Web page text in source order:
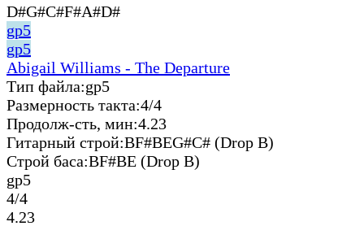
D#G#C#F#A#D#
gp5
gp5
Abigail Williams - The Departure
Тип файла:gp5
Размерность такта:4/4
Продолж-сть, мин:4.23
Гитарный строй:BF#BEG#C# (Drop B)
Строй баса:BF#BE (Drop B)
gp5
4/4
4.23